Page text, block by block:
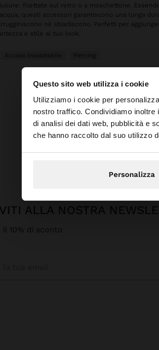
Questo sito web utilizza i cookie
Utilizziamo i cookie per
nostro traffico. Condividiamo
di analisi dei dati web, pubblicità e
che hanno raccolto dal suo utilizzo
Personalizza
ciao
Stai accedendo al sito da
filettate sul retro o a moschettone.
questi accessori garantiscono una lunga
né sbiadiscono. Perfetti per
e stile al tuo look.
Acciaio Inossidabile Piercing
ALLA NOSTRA
10% di sconto